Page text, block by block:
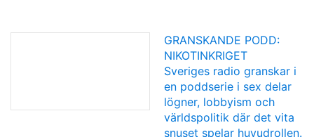
GRANSKANDE PODD:
NIKOTINKRIGET
Sveriges radio granskar i
en poddserie i sex delar
lögner, lobbyism och
världspolitik där det vita
snuset spelar huvudrollen.